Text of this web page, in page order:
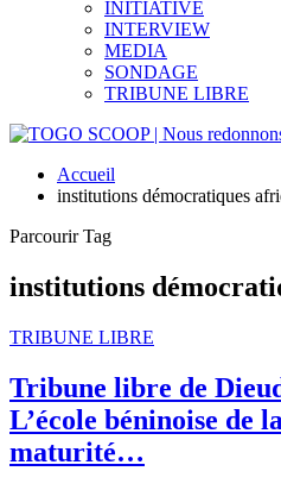
INITIATIVE
INTERVIEW
MEDIA
SONDAGE
TRIBUNE LIBRE
Accueil
institutions démocratiques
Parcourir Tag
institutions
TRIBUNE LIBRE
Tribune libre de
L’école béninoise de
maturité…